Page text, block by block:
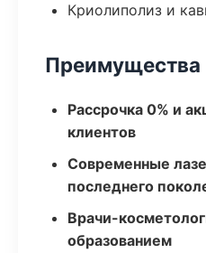
Криолиполиз и
Преимущества
Рассрочка 0% и
клиентов
Современные
последнего
Врачи-
образованием